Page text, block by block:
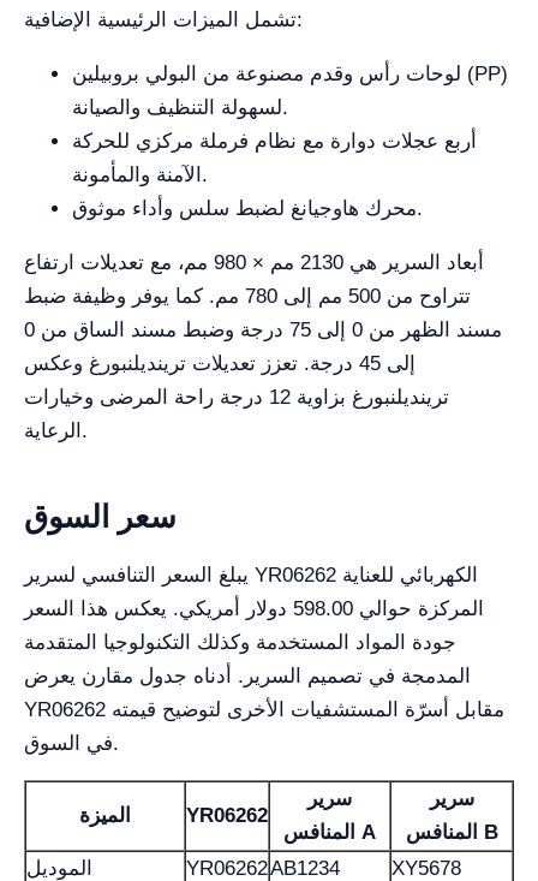
تشمل الميزات الرئيسية الإضافية:
لوحات رأس وقدم مصنوعة من البولي بروبيلين (PP)
لسهولة التنظيف والصيانة.
أربع عجلات دوارة مع نظام فرملة مركزي للحركة
الآمنة والمأمونة.
محرك هاوجيانغ لضبط سلس وأداء موثوق.
أبعاد السرير هي 2130 مم × 980 مم، مع تعديلات ارتفاع
تتراوح من 500 مم إلى 780 مم. كما يوفر وظيفة ضبط
مسند الظهر من 0 إلى 75 درجة وضبط مسند الساق من 0
إلى 45 درجة. تعزز تعديلات ترينديلنبورغ وعكس
ترينديلنبورغ بزاوية 12 درجة راحة المرضى وخيارات
الرعاية.
سعر السوق
يبلغ السعر التنافسي لسرير YR06262 الكهربائي للعناية
المركزة حوالي 598.00 دولار أمريكي. يعكس هذا السعر
جودة المواد المستخدمة وكذلك التكنولوجيا المتقدمة
المدمجة في تصميم السرير. أدناه جدول مقارن يعرض
YR06262 مقابل أسرّة المستشفيات الأخرى لتوضيح قيمته
في السوق.
الميزة YR06262
سرير
المنافس A
سرير
المنافس B
الموديل
YR06262AB1234
XY5678